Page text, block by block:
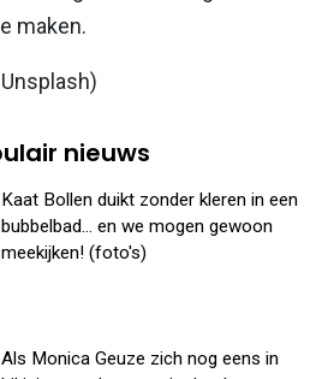
maken.
nieuws
Kaat Bollen duikt zonder kleren in een
bubbelbad... en we mogen gewoon
meekijken! (foto's)
Als Monica Geuze zich nog eens in